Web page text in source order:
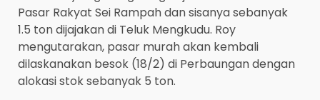
Pasar Rakyat Sei Rampah dan sisanya sebanyak
1.5 ton dijajakan di Teluk Mengkudu. Roy
mengutarakan, pasar murah akan kembali
dilaskanakan besok (18/2) di Perbaungan dengan
alokasi stok sebanyak 5 ton.